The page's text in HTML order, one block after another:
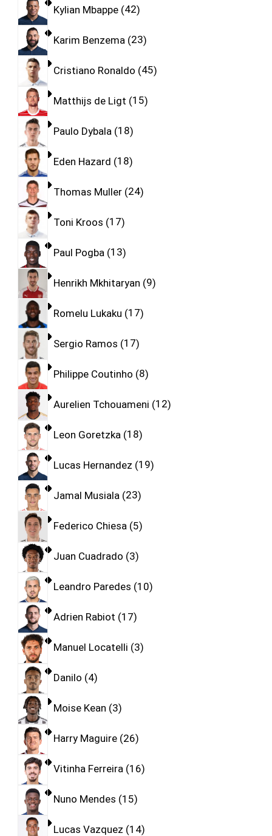
Kylian Mbappe 42
Karim Benzema 23
Cristiano Ronaldo 45
Matthijs de Ligt 15
Paulo Dybala 18
Eden Hazard 18
Thomas Muller 24
Toni Kroos 17
Paul Pogba 13
Henrikh Mkhitaryan 9
Romelu Lukaku 17
Sergio Ramos 17
Philippe Coutinho 8
Aurelien Tchouameni 12
Leon Goretzka 18
Lucas Hernandez 19
Jamal Musiala 23
Federico Chiesa 5
Juan Cuadrado 3
Leandro Paredes 10
Adrien Rabiot 17
Manuel Locatelli 3
Danilo 4
Moise Kean 3
Harry Maguire 26
Vitinha Ferreira 16
Nuno Mendes 15
Lucas Vazquez 14